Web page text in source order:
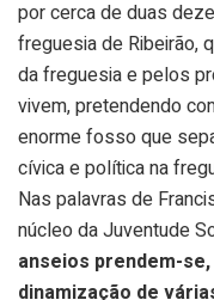
por cerca de duas
freguesia de Ribeirão,
da freguesia e pelos
vivem, pretendendo
enorme fosso que
cívica e política na
Nas palavras de
núcleo da Juventude
anseios prendem-
dinamização de